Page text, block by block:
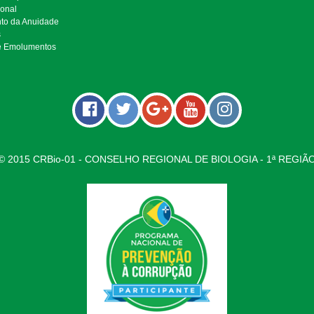
da Anuidade
Emolumentos
2015 CRBio-01 - CONSELHO REGIONAL DE BIOLOGIA - 1ª